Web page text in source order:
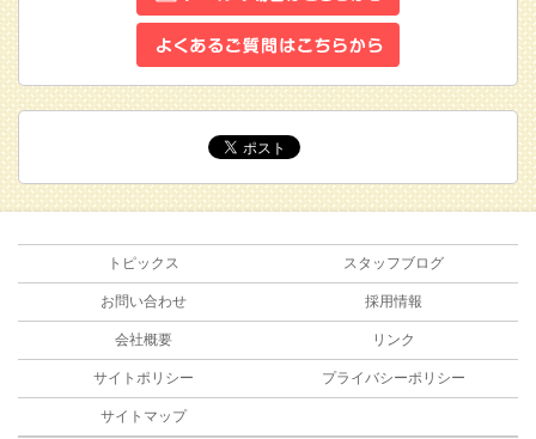
トピックス スタッフブログ
お問い合わせ 採用情報
会社概要 リンク
サイトポリシー プライバシーポリシー
サイトマップ